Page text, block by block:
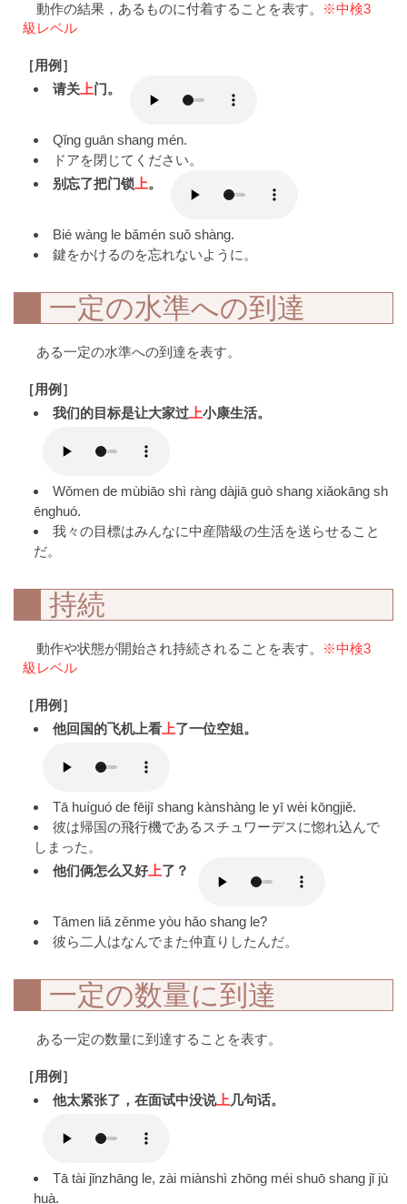
動作の結果，あるものに付着することを表す。 ※中検3
級レベル
［用例］
请关 上门。
Qǐng guān shang mén.
ドアを閉じてください。
别忘了把门锁 上。
Bié wàng le bǎmén suǒ shàng.
鍵をかけるのを忘れないように。
一定の水準への到達
ある一定の水準への到達を表す。
［用例］
我们的目标是让大家过 上小康生活。
Wǒmen de mùbiāo shì ràng dàjiā guò shang xiǎokāng sh
ēnghuó.
我々の目標はみんなに中産階級の生活を送らせること
だ。
持続
動作や状態が開始され持続されることを表す。 ※中検3
級レベル
［用例］
他回国的飞机上看 上了一位空姐。
Tā huíguó de fēijī shang kànshàng le yī wèi kōngjiě.
彼は帰国の飛行機であるスチュワーデスに惚れ込んで
しまった。
他们俩怎么又好上了？
Tāmen liǎ zěnme yòu hǎo shang le?
彼ら二人はなんでまた仲直りしたんだ。
一定の数量に到達
ある一定の数量に到達することを表す。
［用例］
他太紧张了，在面试中没说上 几句话。
Tā tài jǐnzhāng le, zài miànshì zhōng méi shuō shang jǐ jù
huà.